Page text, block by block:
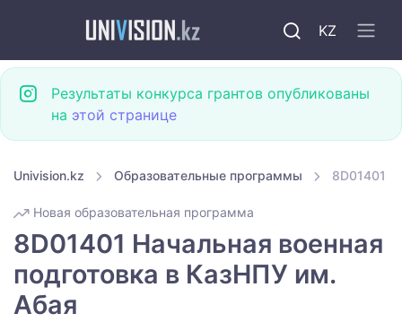
KZ
Результаты конкурса грантов опубликованы
на этой странице
Univision.kz Образовательные программы 8D01401
Новая образовательная программа
8D01401 Начальная военная
подготовка в КазНПУ им.
Абая